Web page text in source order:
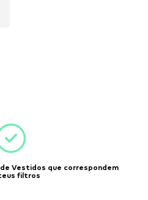
Vestidos que correspondem
filtros